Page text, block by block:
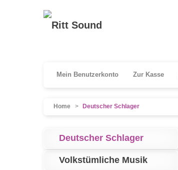
Mein Benutzerkonto Zur Kasse
Home > Deutscher Schlager
Deutscher Schlager
Volkstümliche Musik